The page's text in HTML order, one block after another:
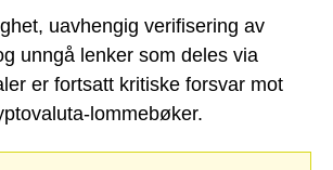
uavhengig verifisering av
unngå lenker som deles via
er fortsatt kritiske forsvar mot
lommebøker.